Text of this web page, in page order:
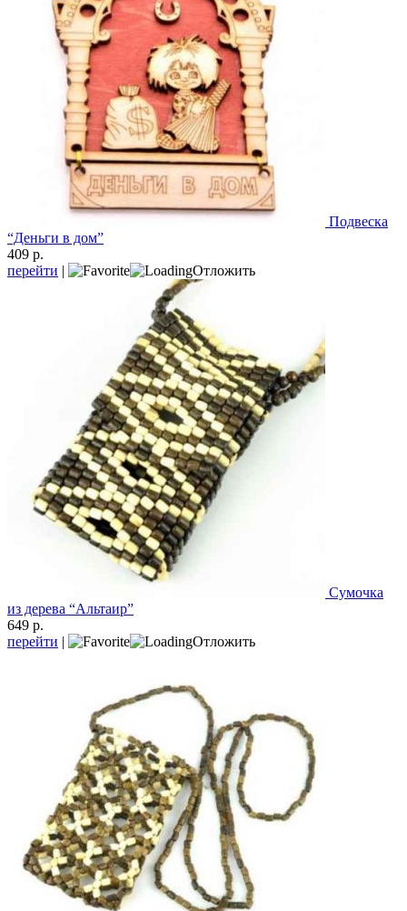
Подвеска
“Деньги в дом”
409 р.
перейти | Отложить
Сумочка
из дерева “Альтаир”
649 р.
перейти | Отложить